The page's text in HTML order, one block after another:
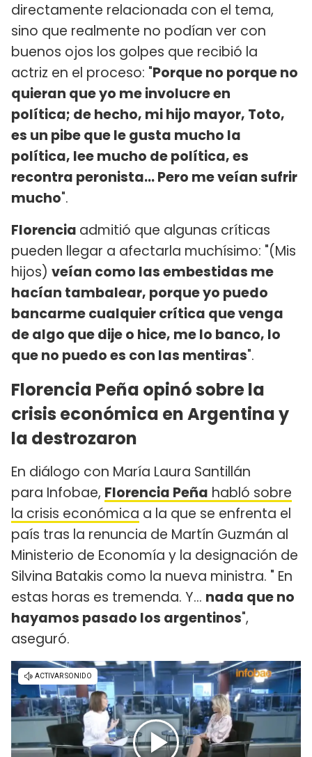
directamente relacionada con el tema,
sino que realmente no podían ver con
buenos ojos los golpes que recibió la
actriz en el proceso: "Porque no porque no
quieran que yo me involucre en
política; de hecho, mi hijo mayor, Toto,
es un pibe que le gusta mucho la
política, lee mucho de política, es
recontra peronista... Pero me veían sufrir
mucho".
Florencia admitió que algunas críticas
pueden llegar a afectarla muchísimo: "(Mis
hijos) veían como las embestidas me
hacían tambalear, porque yo puedo
bancarme cualquier crítica que venga
de algo que dije o hice, me lo banco, lo
que no puedo es con las mentiras".
Florencia Peña opinó sobre la
crisis económica en Argentina y
la destrozaron
En diálogo con María Laura Santillán
para Infobae, Florencia Peña habló sobre
la crisis económica a la que se enfrenta el
país tras la renuncia de Martín Guzmán al
Ministerio de Economía y la designación de
Silvina Batakis como la nueva ministra. " En
estas horas es tremenda. Y… nada que no
hayamos pasado los argentinos",
aseguró.